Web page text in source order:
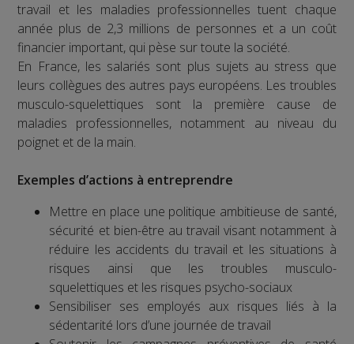
travail et les maladies professionnelles tuent chaque
année plus de 2,3 millions de personnes et a un coût
financier important, qui pèse sur toute la société.
En France, les salariés sont plus sujets au stress que
leurs collègues des autres pays européens. Les troubles
musculo-squelettiques sont la première cause de
maladies professionnelles, notamment au niveau du
poignet et de la main.
Exemples d’actions à entreprendre
Mettre en place une politique ambitieuse de santé,
sécurité et bien-être au travail visant notamment à
réduire les accidents du travail et les situations à
risques ainsi que les troubles musculo-
squelettiques et les risques psycho-sociaux
Sensibiliser ses employés aux risques liés à la
sédentarité lors d’une journée de travail